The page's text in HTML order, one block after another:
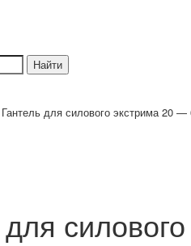
для силового экстрима 20 —